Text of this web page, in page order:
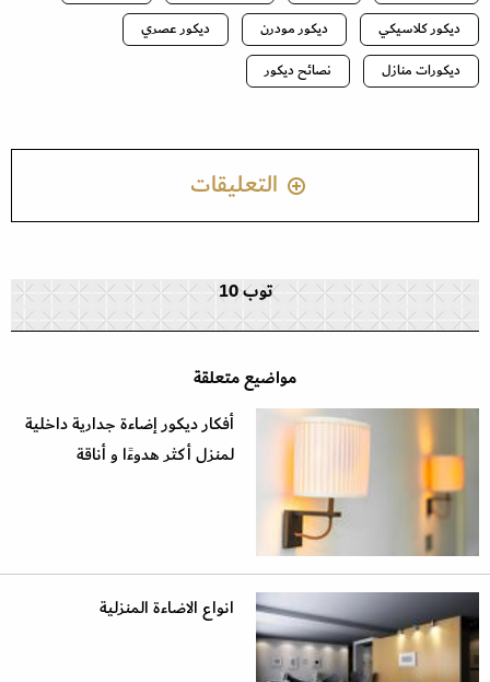
ديكور كلاسيكي
ديكور مودرن
ديكور عصري
ديكورات منازل
نصائح ديكور
التعليقات
توب 10
مواضيع متعلقة
أفكار ديكور إضاءة جدارية داخلية
لمنزل أكثر هدوءًا و أناقة
انواع الاضاءة المنزلية